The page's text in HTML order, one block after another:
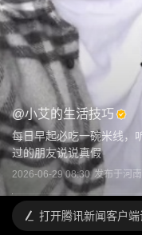
@小艾的生活技巧
每日早起必吃一碗米线，
过的朋友说说真假
2026-06-29 08:30 发布于河南
打开腾讯新闻客户